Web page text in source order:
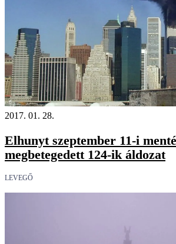
2017. 01. 28.
Elhunyt szeptember 11-i
megbetegedett 124-ik áldozat
LEVEGŐ